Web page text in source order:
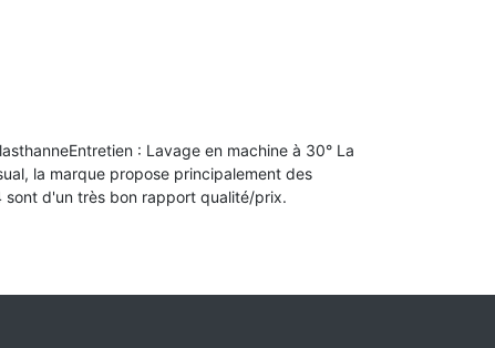
: Lavage en machine à 30° La
la marque propose principalement des
sont d'un très bon rapport qualité/prix.